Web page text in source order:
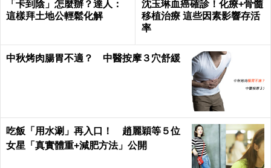
「卡到陰」怎麼辦？達人：
這樣拜土地公輕鬆化解
沈玉琳血癌確診！化療+骨髓
移植治療 這些因素影響存活
率
中秋烤肉腸胃不適？ 中醫按摩３穴舒緩
吃飯「用水涮」再入口！ 趙麗穎等５位
女星「真實體重+減肥方法」公開